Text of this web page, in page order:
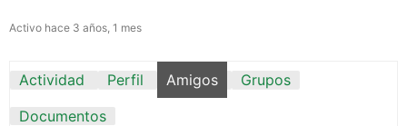
Activo hace 3 años, 1 mes
Actividad Perfil Amigos
Grupos
Documentos